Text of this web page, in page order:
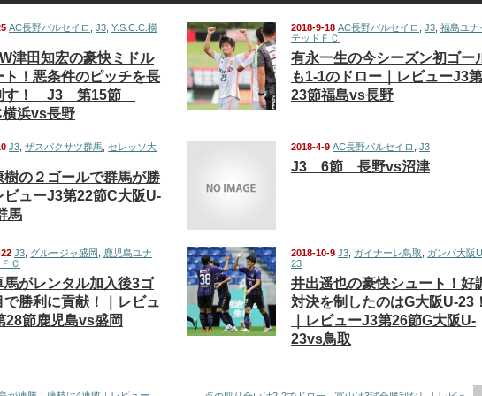
AC長野パルセイロ J3 Y.S.C.C.横
津田知宏の豪快ミドル
ト！悪条件のピッチを長
す！ J3 第15節
浜vs長野
2018-9-18 AC長野パルセイロ J3 福島ユナ
テッドＦＣ
有永一生の今シーズン初ゴー
も1-1のドロー｜レビューJ3第
23節福島vs長野
J3 ザスパクサツ群馬 セレッソ大
樹の２ゴールで群馬が勝
ビューJ3第22節C大阪U-
馬
2018-4-9 AC長野パルセイロ J3
J3 6節 長野vs沼津
J3 グルージャ盛岡
鹿児島ユナ
Ｃ
馬がレンタル加入後3ゴ
で勝利に貢献！｜レビュ
28節鹿児島vs盛岡
2018-10-9 J3 ガイナーレ鳥取
ガンバ大阪
23
井出遥也の豪快シュート！好
対決を制したのはG大阪U-23
｜レビューJ3第26節G大阪U-
23vs鳥取